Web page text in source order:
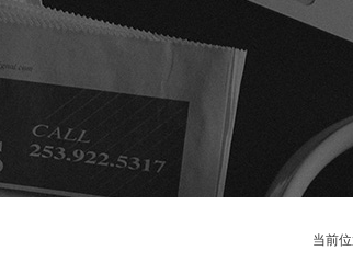
当前位